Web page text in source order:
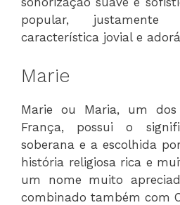
popular,
característica jovial e
Marie
Marie ou Maria, um dos
França, possui o
soberana e a escolhida
história religiosa rica e
um nome muito
combinado também com